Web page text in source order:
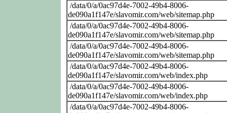
/data/0/a/0ac97d4e-7002-49b4-8006-
de090a1f147e/slavomir.com/web/sitemap.php
/data/0/a/0ac97d4e-7002-49b4-8006-
de090a1f147e/slavomir.com/web/sitemap.php
/data/0/a/0ac97d4e-7002-49b4-8006-
de090a1f147e/slavomir.com/web/sitemap.php
/data/0/a/0ac97d4e-7002-49b4-8006-
de090a1f147e/slavomir.com/web/index.php
/data/0/a/0ac97d4e-7002-49b4-8006-
de090a1f147e/slavomir.com/web/index.php
/data/0/a/0ac97d4e-7002-49b4-8006-